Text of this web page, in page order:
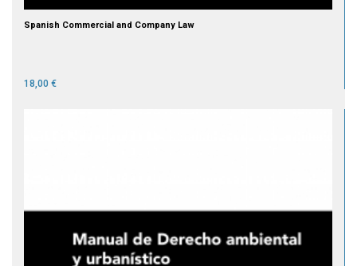
Spanish Commercial and Company Law
18,00 €